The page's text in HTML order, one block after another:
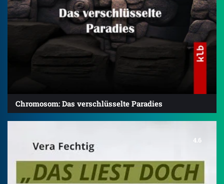
Chromosom: Das verschlüsselte Paradies
4.6